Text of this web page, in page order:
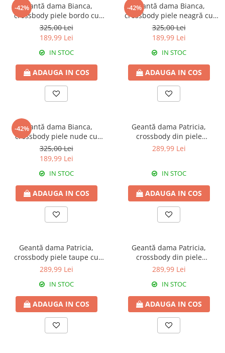
-42%
Geantă dama Bianca,
crossbody piele bordo cu
aspect matlasat -
monocompartimentată 8003
325,00 Lei
189,99 Lei
IN STOC
ADAUGA IN COS
-42%
Geantă dama Bianca,
crossbody piele neagră cu
aspect matlasat cu accesorii
argintii,8003
325,00 Lei
189,99 Lei
IN STOC
ADAUGA IN COS
-42%
Geantă dama Bianca,
crossbody piele nude cu
aspect matlasat -
monocompartimentată 8003
325,00 Lei
189,99 Lei
IN STOC
ADAUGA IN COS
Geantă dama Patricia,
crossbody din piele
100%naturala, cu aspect
289,99 Lei
IN STOC
ADAUGA IN COS
Geantă dama Patricia,
crossbody piele taupe cu
aspect matlasat 8002
289,99 Lei
IN STOC
ADAUGA IN COS
Geantă dama Patricia,
crossbody din piele
100%naturala, cu aspect
289,99 Lei
IN STOC
ADAUGA IN COS